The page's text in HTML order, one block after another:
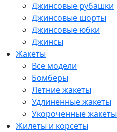
Джинсовые рубашки
Джинсовые шорты
Джинсовые юбки
Джинсы
Жакеты
Все модели
Бомберы
Летние жакеты
Удлиненные жакеты
Укороченные жакеты
Жилеты и корсеты